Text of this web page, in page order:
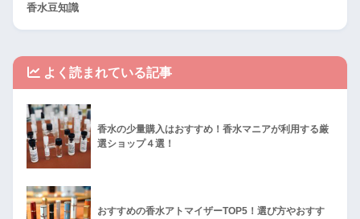
香水豆知識
よく読まれている記事
香水の少量購入はおすすめ！香水マニアが利用する厳
選ショップ４選！
おすすめの香水アトマイザーTOP5！選び方やおすす